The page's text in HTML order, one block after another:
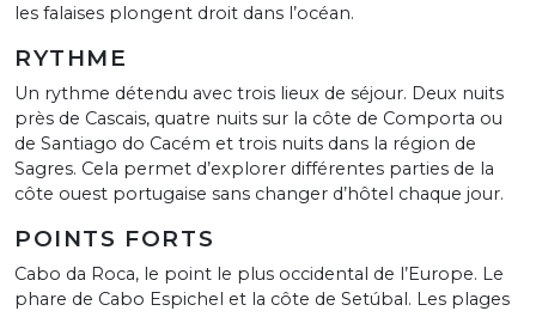
les falaises plongent droit dans l’océan.
RYTHME
Un rythme détendu avec trois lieux de séjour. Deux nuits
près de Cascais, quatre nuits sur la côte de Comporta ou
de Santiago do Cacém et trois nuits dans la région de
Sagres. Cela permet d’explorer différentes parties de la
côte ouest portugaise sans changer d’hôtel chaque jour.
POINTS FORTS
Cabo da Roca, le point le plus occidental de l’Europe. Le
phare de Cabo Espichel et la côte de Setúbal. Les plages